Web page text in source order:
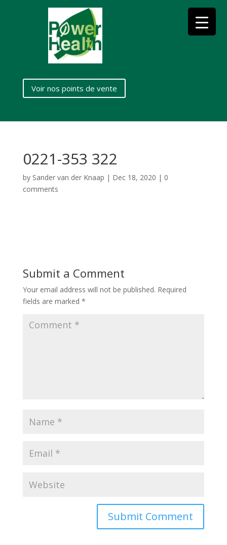
Voir nos points de vente
0221-353 322
by Sander van der Knaap | Dec 18, 2020 | 0
comments
Submit a Comment
Your email address will not be published. Required
fields are marked *